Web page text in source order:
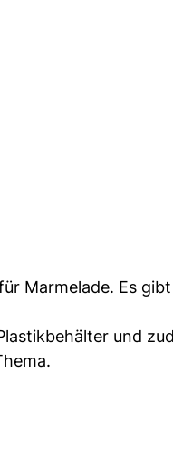
Marmelade. Es
und